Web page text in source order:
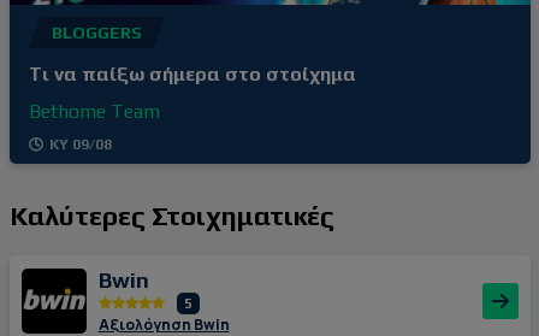
BLOGGERS
Tι να παίξω σήμερα στο στοίχημα
Bethome Team
ΚΥ 09/08
Καλύτερες Στοιχηματικές
Bwin
5
Αξιολόγηση Bwin